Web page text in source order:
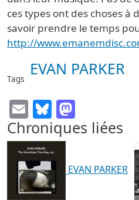
ces types ont des choses à
savoir prendre le temps
http://
Tags
EVAN PARKER
EmailBluesky
Chroniques liées
EVAN PARKER